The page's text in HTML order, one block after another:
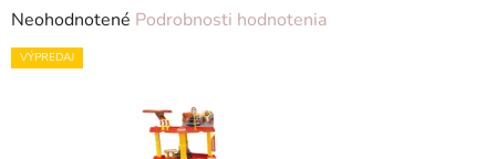
Priemerné
hodnotenie
Neohodnotené Podrobnosti hodnotenia
VÝPREDAJ